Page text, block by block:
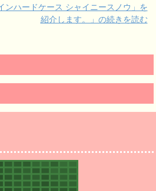
ンハードケース シャイニースノウ」を
紹介します。」の続きを読む